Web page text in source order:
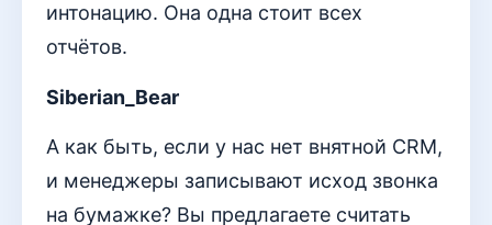
интонацию. Она одна стоит всех
отчётов.
Siberian_Bear
А как быть, если у нас нет внятной CRM,
и менеджеры записывают исход звонка
на бумажке? Вы предлагаете считать